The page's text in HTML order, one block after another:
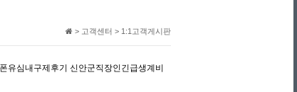
> 고객센터 > 1:1고객게시판
유심내구제후기 신안군직장인긴급생계비